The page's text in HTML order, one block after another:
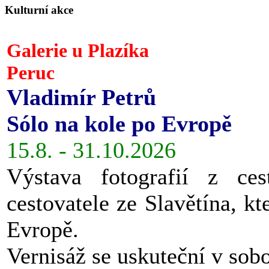
Kulturní akce
Galerie u Plazíka
Peruc
Vladimír Petrů
Sólo na kole po Evropě
15.8. - 31.10.2026
Výstava fotografií z
cestovatele ze Slavětína,
Evropě.
Vernisáž se uskuteční v